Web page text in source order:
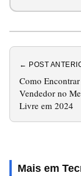
← POST
Como
Vendedor no
Livre em 2024
Mais em